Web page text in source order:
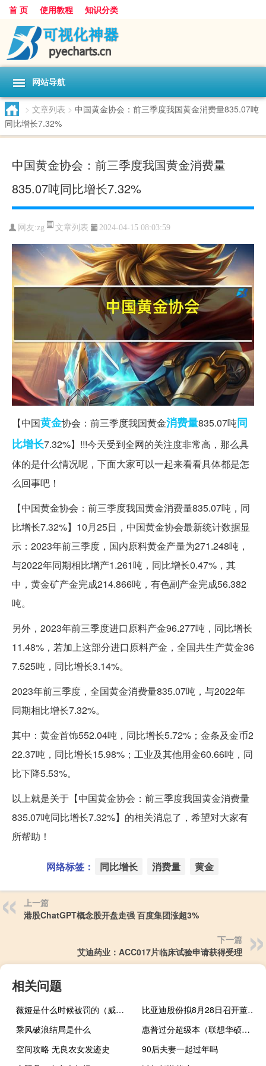
首 页 使用教程 知识分类
网站导航
> 文章列表 > 中国黄金协会：前三季度我国黄金消费量835.07吨
同比增长7.32%
中国黄金协会：前三季度我国黄金消费量
835.07吨同比增长7.32%
网友:zg 文章列表 2024-04-15 08:03:59
【中国黄金协会：前三季度我国黄金消费量835.07吨同
比增长7.32%】!!!今天受到全网的关注度非常高，那么具
体的是什么情况呢，下面大家可以一起来看看具体都是怎
么回事吧！
【中国黄金协会：前三季度我国黄金消费量835.07吨，同
比增长7.32%】10月25日，中国黄金协会最新统计数据显
示：2023年前三季度，国内原料黄金产量为271.248吨，
与2022年同期相比增产1.261吨，同比增长0.47%，其
中，黄金矿产金完成214.866吨，有色副产金完成56.382
吨。
另外，2023年前三季度进口原料产金96.277吨，同比增长
11.48%，若加上这部分进口原料产金，全国共生产黄金36
7.525吨，同比增长3.14%。
2023年前三季度，全国黄金消费量835.07吨，与2022年
同期相比增长7.32%。
其中：黄金首饰552.04吨，同比增长5.72%；金条及金币2
22.37吨，同比增长15.98%；工业及其他用金60.66吨，同
比下降5.53%。
以上就是关于【中国黄金协会：前三季度我国黄金消费量
835.07吨同比增长7.32%】的相关消息了，希望对大家有
所帮助！
网络标签： 同比增长 消费量 黄金
上一篇
港股ChatGPT概念股开盘走强 百度集团涨超3%
下一篇
艾迪药业：ACC017片临床试验申请获得受理
相关问题
薇娅是什么时候被罚的（威亚是什么）
比亚迪股份拟8月28日召开董事会会议批准中期业绩
乘风破浪结局是什么
惠普过分超级本（联想华硕惠普里推荐一台偏商务的超极本处理图像视频音乐速）
空间攻略 无良农女发迹史
90后夫妻一起过年吗